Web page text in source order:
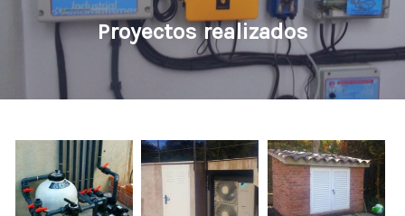
Proyectos realizados